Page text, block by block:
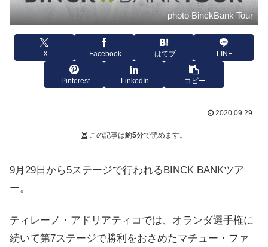
photo BinckBank Tour
X Facebook はてブ LINE
Pinterest LinkedIn コピー
2020.09.29
この記事は約5分で読めます。
9月29日から5ステージで行われるBINCK BANKツア
ー。
ティレーノ・アドリアティコでは、オランダ選手権に
続いて第7ステージで勝利をおさめたマチュー・ファ